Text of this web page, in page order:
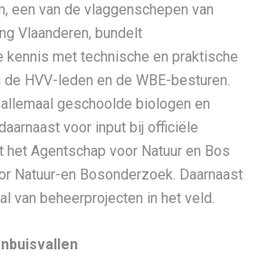
een van de vlaggenschepen van
Vlaanderen, bundelt
kennis met technische en praktische
HVV-leden en de WBE-besturen.
geschoolde biologen en
voor input bij officiële
het Agentschap voor Natuur en Bos
Natuur-en Bosonderzoek. Daarnaast
van beheerprojecten in het veld.